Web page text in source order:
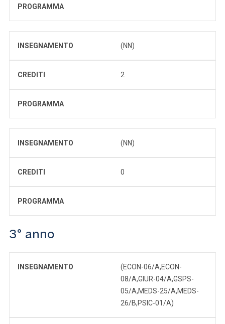
PROGRAMMA
INSEGNAMENTO (NN)
CREDITI 2
PROGRAMMA
INSEGNAMENTO (NN)
CREDITI 0
PROGRAMMA
3° anno
INSEGNAMENTO
(ECON-06/A,ECON-
08/A,GIUR-04/A,GSPS-
05/A,MEDS-25/A,MEDS-
26/B,PSIC-01/A)